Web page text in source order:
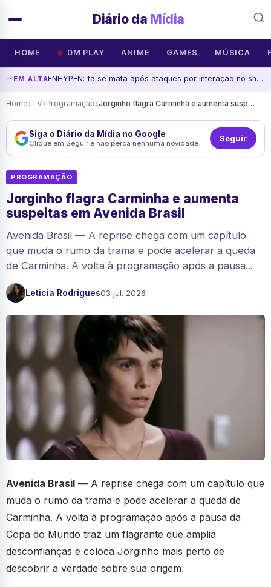
Diário da Mídia
HOME DM PLAY ANIME GAMES MÚSICA
EM ALTA ENHYPEN: fã se mata após ataques por interação no show
Home›TV›Programação› Jorginho flagra Carminha e aumenta suspeitas em Avenida Brasil
Siga o Diário da Mídia no Google
Clique em Seguir e não perca nenhuma novidade. Seguir
PROGRAMAÇÃO
Jorginho flagra Carminha e aumenta
suspeitas em Avenida Brasil
Avenida Brasil — A reprise chega com um capítulo
que muda o rumo da trama e pode acelerar a queda
de Carminha. A volta à programação após a pausa...
Leticia Rodrigues03 jul. 2026
Avenida Brasil — A reprise chega com um capítulo que
muda o rumo da trama e pode acelerar a queda de
Carminha. A volta à programação após a pausa da
Copa do Mundo traz um flagrante que amplia
desconfianças e coloca Jorginho mais perto de
descobrir a verdade sobre sua origem.